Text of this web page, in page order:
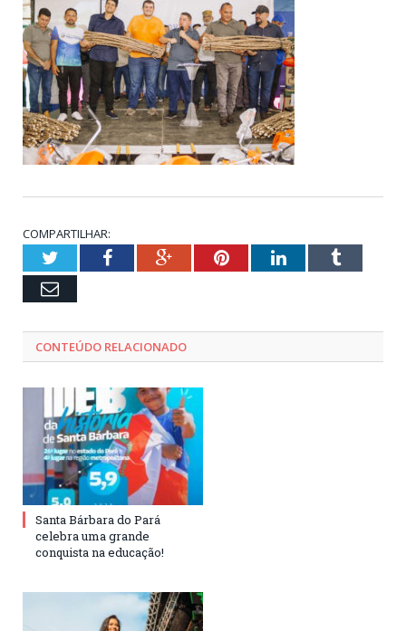
COMPARTILHAR:
TwitterFacebookGoogle+PinterestLinkedInTumblr
Email
CONTEÚDO RELACIONADO
Santa Bárbara do Pará
celebra uma grande
conquista na educação!